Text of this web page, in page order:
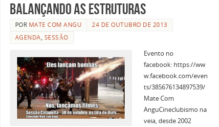
balançando as estruturas
POR MATE COM ANGU
24 DE OUTUBRO DE 2013
AGENDA, SESSÃO
Evento no
facebook: https://ww
w.facebook.com/even
ts/385676134897539/
Mate Com
AnguCineclubismo na
veia, desde 2002